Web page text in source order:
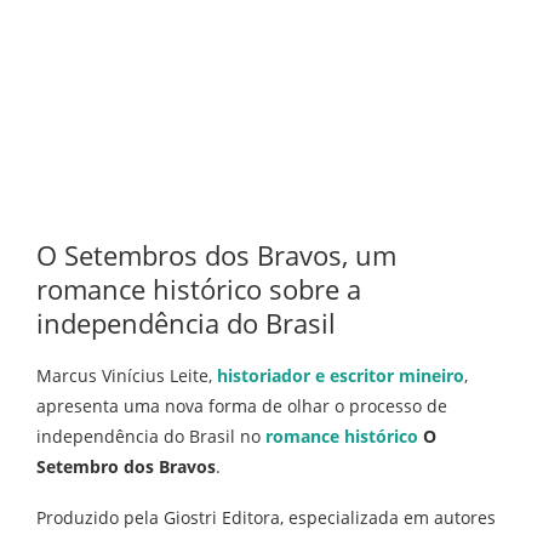
O Setembros dos Bravos, um
romance histórico sobre a
independência do Brasil
Marcus Vinícius Leite, historiador e escritor mineiro,
apresenta uma nova forma de olhar o processo de
independência do Brasil no romance histórico O
Setembro dos Bravos.
Produzido pela Giostri Editora, especializada em autores